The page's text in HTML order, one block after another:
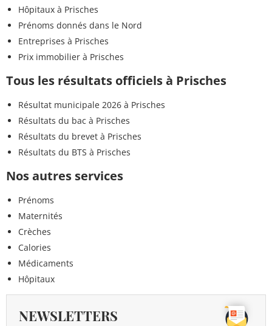
Hôpitaux à Prisches
Prénoms donnés dans le Nord
Entreprises à Prisches
Prix immobilier à Prisches
Tous les résultats officiels à Prisches
Résultat municipale 2026 à Prisches
Résultats du bac à Prisches
Résultats du brevet à Prisches
Résultats du BTS à Prisches
Nos autres services
Prénoms
Maternités
Crèches
Calories
Médicaments
Hôpitaux
NEWSLETTERS